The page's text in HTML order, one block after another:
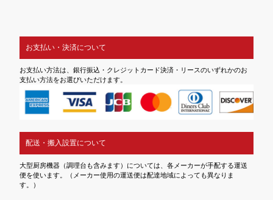
お支払い・決済について
お支払い方法は、銀行振込・クレジットカード決済・リースのいずれかのお
支払い方法をお選びいただけます。
配送・搬入設置について
大型厨房機器（調理台も含みます）については、各メーカーが手配する運送
便を使います。（メーカー使用の運送便は配達地域によっても異なりま
す。）